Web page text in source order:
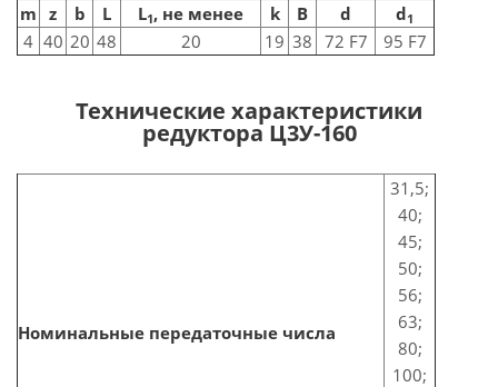
m z b L L1, не менее k В d d1
4 40 20 48 20 19 38 72 F7 95 F7
Технические характеристики
редуктора Ц3У-160
Номинальные передаточные числа
31,5;
40;
45;
50;
56;
63;
80;
100;